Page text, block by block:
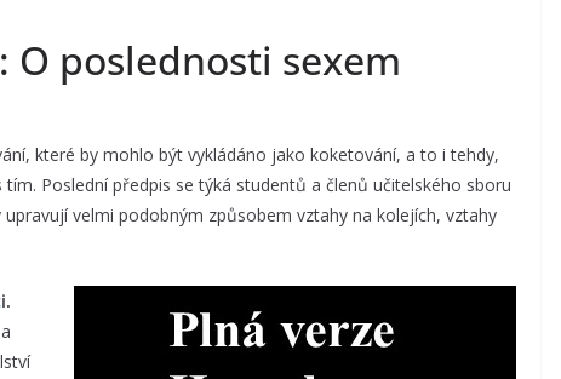
O poslednosti sexem
které by mohlo být vykládáno jako koketování, a to i tehdy,
Poslední předpis se týká studentů a členů učitelského sboru
velmi podobným způsobem vztahy na kolejích, vztahy
i.